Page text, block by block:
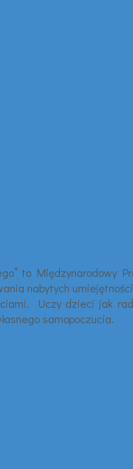
to Międzynarodowy
nabytych
Uczy dzieci jak
samopoczucia.